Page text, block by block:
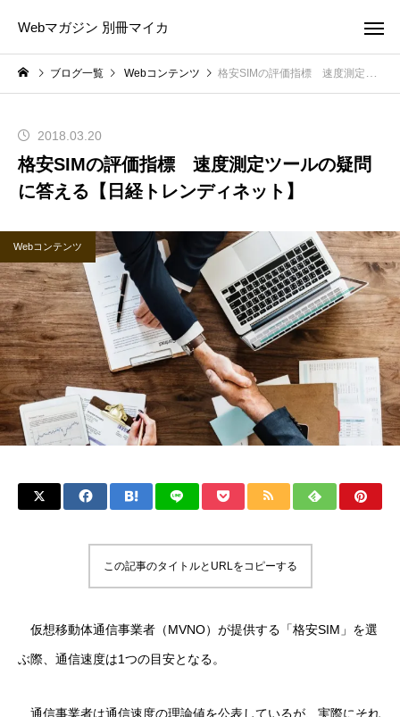
Webマガジン 別冊マイカ
ブログ一覧 Webコンテンツ 格安SIMの評価指標 速度測定ツールの疑問に答える【日経トレンディネット】
2018.03.20
格安SIMの評価指標 速度測定ツールの疑問
に答える【日経トレンディネット】
Webコンテンツ
この記事のタイトルとURLをコピーする
仮想移動体通信事業者（MVNO）が提供する「格安SIM」を選
ぶ際、通信速度は1つの目安となる。
通信事業者は通信速度の理論値を公表しているが、実際にそれ